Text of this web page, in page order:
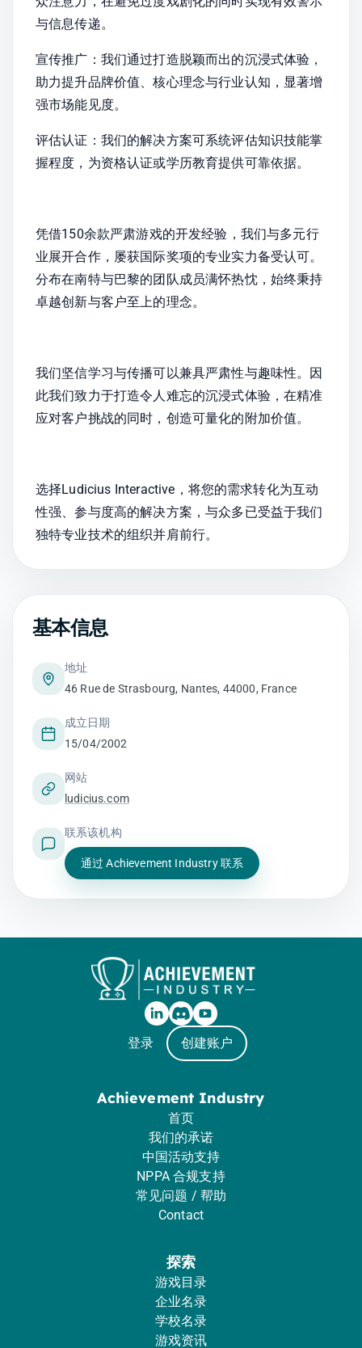
与信息传递。
宣传推广：我们通过打造脱颖而出的沉浸式体验，
助力提升品牌价值、核心理念与行业认知，显著增
强市场能见度。
评估认证：我们的解决方案可系统评估知识技能掌
握程度，为资格认证或学历教育提供可靠依据。
凭借150余款严肃游戏的开发经验，我们与多元行
业展开合作，屡获国际奖项的专业实力备受认可。
分布在南特与巴黎的团队成员满怀热忱，始终秉持
卓越创新与客户至上的理念。
我们坚信学习与传播可以兼具严肃性与趣味性。因
此我们致力于打造令人难忘的沉浸式体验，在精准
应对客户挑战的同时，创造可量化的附加价值。
选择Ludicius Interactive，将您的需求转化为互动
性强、参与度高的解决方案，与众多已受益于我们
独特专业技术的组织并肩前行。
基本信息
地址
46 Rue de Strasbourg, Nantes, 44000, France
成立日期
15/04/2002
网站
ludicius.com
联系该机构
通过 Achievement Industry 联系
登录 创建账户
Achievement Industry
首页
我们的承诺
中国活动支持
NPPA 合规支持
常见问题 / 帮助
Contact
探索
游戏目录
企业名录
学校名录
游戏资讯